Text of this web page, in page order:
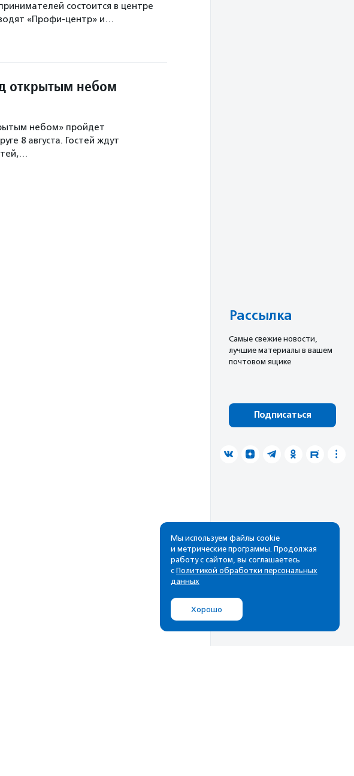
состоится в центре
«Профи-центр» и…
открытым небом
небом» пройдет
8 августа. Гостей ждут
Рассылка
Cамые свежие новости,
лучшие материалы в вашем
почтовом ящике
Подписаться
Мы используем файлы cookie
и метрические программы. Продолжая
работу с сайтом, вы соглашаетесь
с Политикой обработки персональных
данных
Хорошо